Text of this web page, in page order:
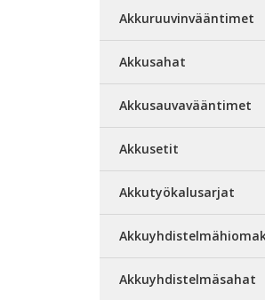
Akkuruuvinvääntimet
Akkusahat
Akkusauvavääntimet
Akkusetit
Akkutyökalusarjat
Akkuyhdistelmäsahat